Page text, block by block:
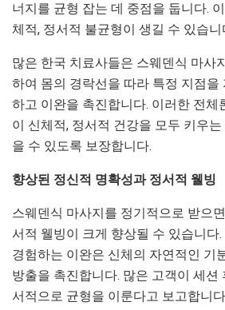
너지를 균형 잡는 데 중점을 둡니다.
체적, 정서적 불균형이 생길 수 있습니
많은 한국 치료사들은 스웨덴식 마사
하여 몸의 경락선을 따라 특정 지점을
하고 이완을 촉진합니다. 이러한 전체
이 신체적, 정서적 건강을 모두 키우
을 수 있도록 보장합니다.
향상된 정신적 명확성과 정서적 웰빙
스웨덴식 마사지를 정기적으로 받으
서적 웰빙이 크게 향상될 수 있습니다
경험하는 이완은 신체의 자연적인 기
방출을 촉진합니다. 많은 고객이 세션
서적으로 균형을 이룬다고 보고합니